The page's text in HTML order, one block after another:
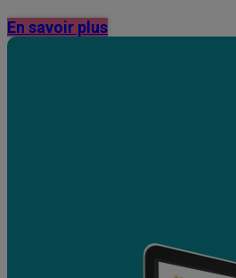
En savoir plus